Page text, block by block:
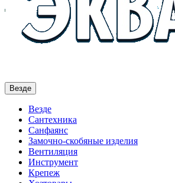
Везде
Везде
Сантехника
Санфаянс
Замочно-скобяные изделия
Вентиляция
Инструмент
Крепеж